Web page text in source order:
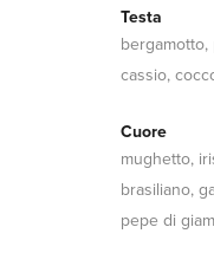
Testa
bergamotto,
cassio,
Cuore
mughetto,
brasiliano,
pepe di